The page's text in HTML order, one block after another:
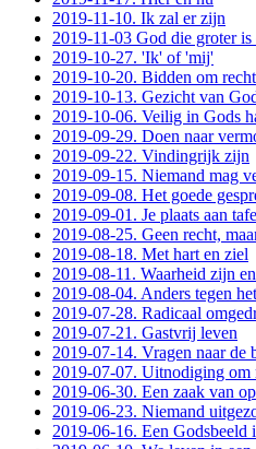
2019-11-10. Ik zal er zijn
2019-11-03 God die groter is
2019-10-27. 'Ik' of 'mij'
2019-10-20. Bidden om recht
2019-10-13. Gezicht van
2019-10-06. Veilig in Gods
2019-09-29. Doen naar
2019-09-22. Vindingrijk zijn
2019-09-15. Niemand mag
2019-09-08. Het goede
2019-09-01. Je plaats aan
2019-08-25. Geen recht,
2019-08-18. Met hart en ziel
2019-08-11. Waarheid zijn
2019-08-04. Anders tegen
2019-07-28. Radicaal
2019-07-21. Gastvrij leven
2019-07-14. Vragen naar de
2019-07-07. Uitnodiging om
2019-06-30. Een zaak van
2019-06-23. Niemand
2019-06-16. Een Godsbeeld